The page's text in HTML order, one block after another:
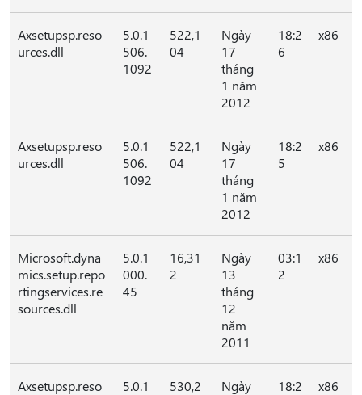
Axsetupsp.reso
urces.dll
5.0.1
506.
1092
522,1
04
Ngày
17
tháng
1 năm
2012
18:2
6
x86
Axsetupsp.reso
urces.dll
5.0.1
506.
1092
522,1
04
Ngày
17
tháng
1 năm
2012
18:2
5
x86
Microsoft.dyna
mics.setup.repo
rtingservices.re
sources.dll
5.0.1
000.
45
16,31
2
Ngày
13
tháng
12
năm
2011
03:1
2
x86
Axsetupsp.reso
5.0.1
530,2
Ngày
18:2
x86